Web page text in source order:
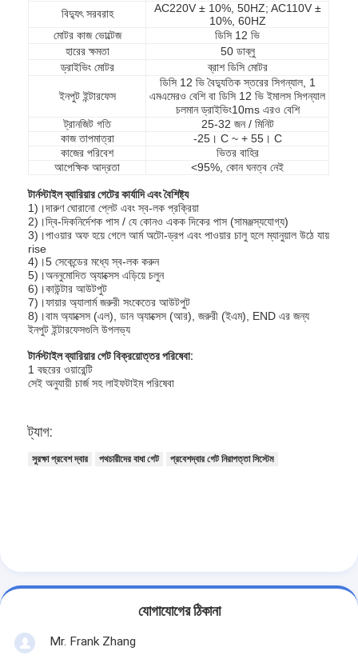
বিদ্যুৎ সরবরাহ
AC220V ± 10%, 50HZ; AC110V ±
10%, 60HZ
মোটর কাজ ভোল্টেজ
ডিসি 12 ভি
হারের ক্ষমতা
50 ডাব্লু
ড্রাইভিং মোটর
ব্রাশ ডিসি মোটর
ইনপুট ইন্টারফেস
ডিসি 12 ভি বৈদ্যুতিক স্তরের সিগন্যাল, 1
এমএমেরও বেশি বা ডিসি 12 ভি ইমালস সিগন্যাল
চলমান ড্রাইভিং10ms এরও বেশি
ট্রানজিট গতি
25-32 জন / মিনিট
কাজ তাপমাত্রা
-25। C ~ + 55। C
কাজের পরিবেশ
ভিতর বাহির
আপেক্ষিক আদ্রতা
<95%, কোন ঘনত্ব নেই
টার্নস্টাইল ব্যারিয়ার গেটের কার্যাদি এবং বৈশিষ্ট্য
1)।দারুণ ঘোরানো প্লেট এবং স্ব-লক প্রক্রিয়া
2)।দ্বি-দিকনির্দেশক পাস / যে কোনও একক দিকের পাস (সামঞ্জস্যযোগ্য)
3)।পাওয়ার অফ হয়ে গেলে আর্ম অটো-ড্রপ এবং পাওয়ার চালু হলে ম্যানুয়াল উঠে যায়
rise
4)।5 সেকেন্ডের মধ্যে স্ব-লক করুন
5)।অননুমোদিত অ্যাক্সেস এড়িয়ে চলুন
6)।কাউন্টার আউটপুট
7)।ফায়ার অ্যালার্ম জরুরী সংকেতের আউটপুট
8)।বাম অ্যাক্সেস (এল), ডান অ্যাক্সেস (আর), জরুরী (ইএম), END এর জন্য
ইনপুট ইন্টারফেসগুলি উপলভ্য
টার্নস্টাইল ব্যারিয়ার গেট বিক্রয়োত্তর পরিষেবা:
1 বছরের ওয়ারেন্টি
সেই অনুযায়ী চার্জ সহ লাইফটাইম পরিষেবা
ট্যাগ:
সুরক্ষা প্রবেশ দ্বার পথচারীদের বাধা গেট প্রবেশদ্বার গেট নিরাপত্তা সিস্টেম
যোগাযোগের ঠিকানা
Mr. Frank Zhang